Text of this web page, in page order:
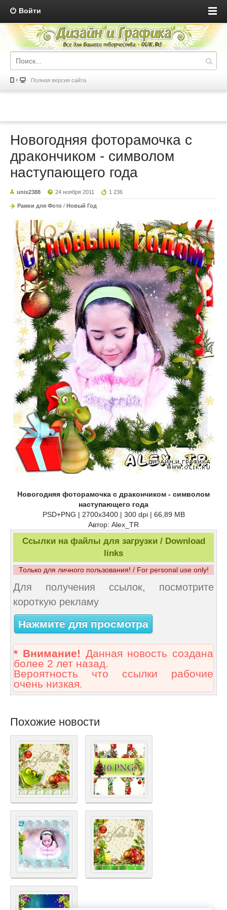
Войти
Полная версия сайта
Новогодняя фоторамочка с
дракончиком - символом
наступающего года
unix2388 24 ноября 2011 1 236
Рамки для Фото / Новый Год
Новогодняя фоторамочка с дракончиком - символом
наступающего года
PSD+PNG | 2700x3400 | 300 dpi | 66,89 MB
Автор: Alex_TR
Ссылки на файлы для загрузки / Download
links
Только для личного пользования! / For personal use only!
Для получения ссылок, посмотрите
короткую рекламу
Нажмите для просмотра
* Внимание! Данная новость создана
более 2 лет назад.
Вероятность что ссылки рабочие
очень низкая.
Похожие новости